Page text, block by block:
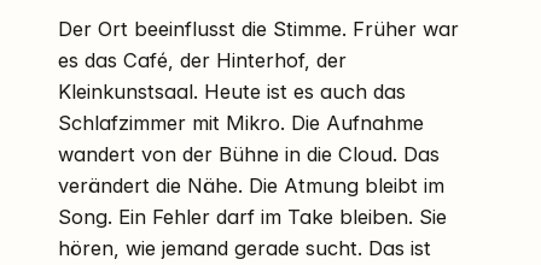
Der Ort beeinflusst die Stimme. Früher war
es das Café, der Hinterhof, der
Kleinkunstsaal. Heute ist es auch das
Schlafzimmer mit Mikro. Die Aufnahme
wandert von der Bühne in die Cloud. Das
verändert die Nähe. Die Atmung bleibt im
Song. Ein Fehler darf im Take bleiben. Sie
hören, wie jemand gerade sucht. Das ist